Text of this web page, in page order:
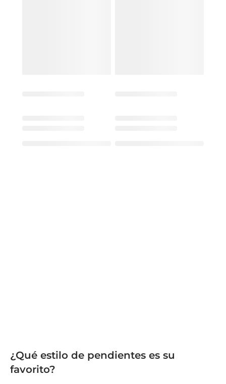
¿Qué estilo de pendientes es su
favorito?